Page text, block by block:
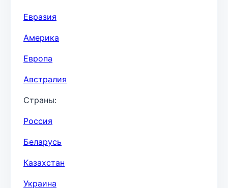
Евразия
Америка
Европа
Австралия
Страны:
Россия
Беларусь
Казахстан
Украина